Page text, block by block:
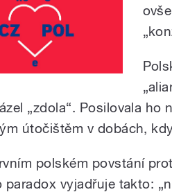
„zdola“. Posilovala ho
útočištěm v dobách,
polském povstání
paradox vyjadřuje takto: